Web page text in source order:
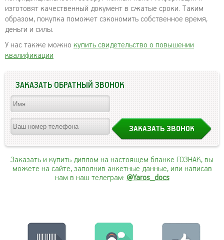
изготовят качественный документ в сжатые сроки. Таким
образом, покупка поможет сэкономить собственное время,
деньги и силы.
У нас также можно купить свидетельство о повышении
квалификации
ЗАКАЗАТЬ ОБРАТНЫЙ ЗВОНОК
Заказать и купить диплом на настоящем бланке ГОЗНАК, вы
можете на сайте, заполнив анкетные данные, или написав
нам в наш телеграм: @Yaros_docs